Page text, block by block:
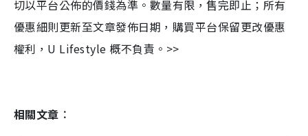
切以平台公佈的價錢為準。數量有限，售完即止；所有
優惠細則更新至文章發佈日期，購買平台保留更改優惠
權利，U Lifestyle 概不負責。>>
相關文章︰